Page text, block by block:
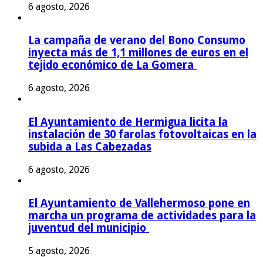
6 agosto, 2026
La campaña de verano del Bono Consumo
inyecta más de 1,1 millones de euros en el
tejido económico de La Gomera
6 agosto, 2026
El Ayuntamiento de Hermigua licita la
instalación de 30 farolas fotovoltaicas en la
subida a Las Cabezadas
6 agosto, 2026
El Ayuntamiento de Vallehermoso pone en
marcha un programa de actividades para la
juventud del municipio
5 agosto, 2026